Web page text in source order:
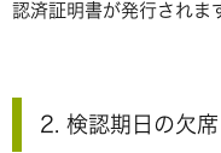
認済証明書が発行されま
2. 検認期日の欠